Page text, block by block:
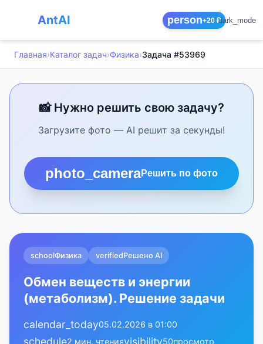
AntAI person+20 ₽dark_mode
Главная›Каталог задач›Физика›Задача #53969
📸 Нужно решить свою задачу?
Загрузите фото — AI решит за секунды!
photo_cameraРешить по фото
schoolФизика verifiedРешено AI
Обмен веществ и энергии
(метаболизм). Решение задачи
calendar_today05.02.2026 в 01:00
schedule2 мин. чтенияvisibility50просмотр